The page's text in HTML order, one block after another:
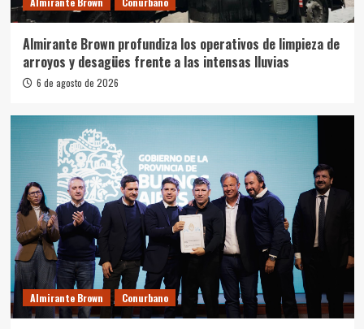
Almirante Brown profundiza los operativos de limpieza de
arroyos y desagües frente a las intensas lluvias
6 de agosto de 2026
Almirante Brown Conurbano